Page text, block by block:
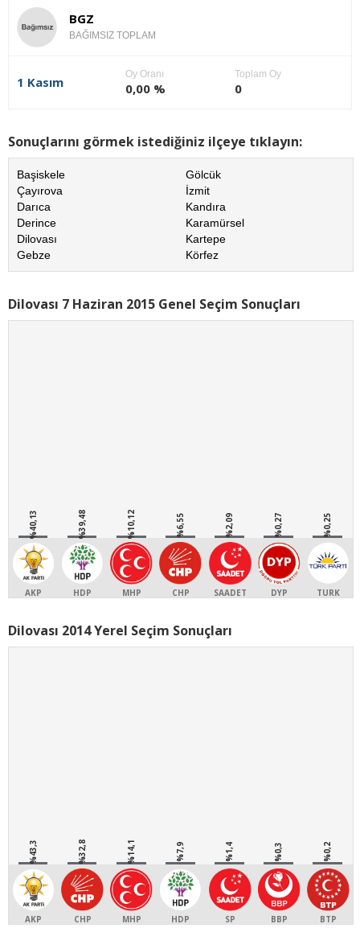
BGZ
BAĞIMSIZ TOPLAM
1 Kasım
Oy Oranı
0,00 %
Toplam Oy
0
Sonuçlarını görmek istediğiniz ilçeye tıklayın:
Başiskele
Çayırova
Darıca
Derince
Dilovası
Gebze
Gölcük
İzmit
Kandıra
Karamürsel
Kartepe
Körfez
Dilovası 7 Haziran 2015 Genel Seçim Sonuçları
%40,13
AKP
%39,48
HDP
%10,12
MHP
%6,55
CHP
%2,09
SAADET
%0,27
DYP
%0,25
TURK
Dilovası 2014 Yerel Seçim Sonuçları
%43,3
AKP
%32,8
CHP
%14,1
MHP
%7,9
HDP
%1,4
SP
%0,3
BBP
%0,2
BTP